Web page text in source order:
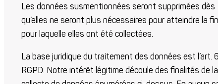
Les données susmentionnées seront supprimées dès
qu’elles ne seront plus nécessaires pour atteindre la
pour laquelle elles ont été collectées.
La base juridique du traitement des données est l’art. 6
RGPD. Notre intérêt légitime découle des finalités de la